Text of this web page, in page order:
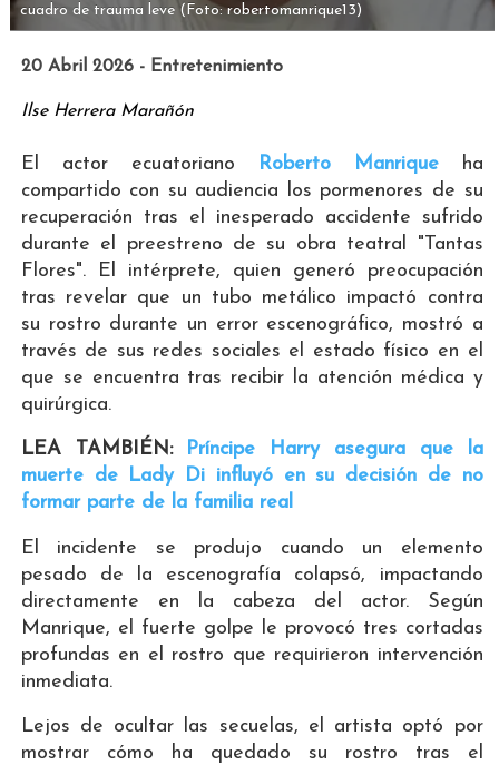
cuadro de trauma leve (Foto: robertomanrique13)
20 Abril 2026 - Entretenimiento
Ilse Herrera Marañón
El actor ecuatoriano Roberto Manriqueha
compartido con su audiencia los pormenores de su
recuperación tras el inesperado accidente sufrido
durante el preestreno de su obra teatral "Tantas
Flores". El intérprete, quien generó preocupación
tras revelar que un tubo metálico impactó contra
su rostro durante un error escenográfico, mostró a
través de sus redes sociales el estado físico en el
que se encuentra tras recibir la atención médica y
quirúrgica.
LEA TAMBIÉN:
Príncipe Harry asegura que la
muerte de Lady Di influyó en su decisión de no
formar parte de la familia real
El incidente se produjo cuando un elemento
pesado de la escenografía colapsó, impactando
directamente en la cabeza del actor. Según
Manrique, el fuerte golpe le provocó tres cortadas
profundas en el rostro que requirieron intervención
inmediata.
Lejos de ocultar las secuelas, el artista optó por
mostrar cómo ha quedado su rostro tras el